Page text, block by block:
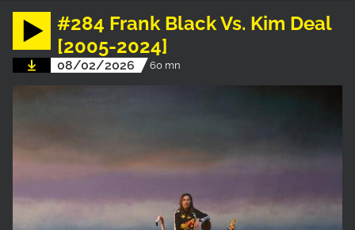
#284 Frank Black Vs. Kim Deal
[2005-2024]
08/02/2026 60 mn